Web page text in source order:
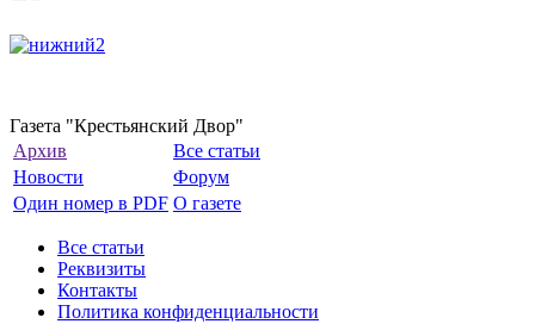
Газета "Крестьянский Двор"
Архив
Все статьи
Новости
Форум
Один номер в PDF О газете
Все статьи
Реквизиты
Контакты
Политика конфиденциальности